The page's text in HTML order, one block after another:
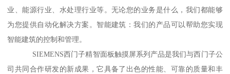
业、能源行业、水处理行业等。无论您的业务是什么，我们都能够
为您提供自动化解决方案。智能建筑：我们的产品可以帮助您实现
智能建筑的控制和管理。
SIEMENS西门子精智面板触摸屏系列产品是我们与西门子公
司共同合作研发的新成果，它具备了出色的性能、可靠的质量和丰